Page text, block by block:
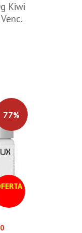
Kiwi
77%